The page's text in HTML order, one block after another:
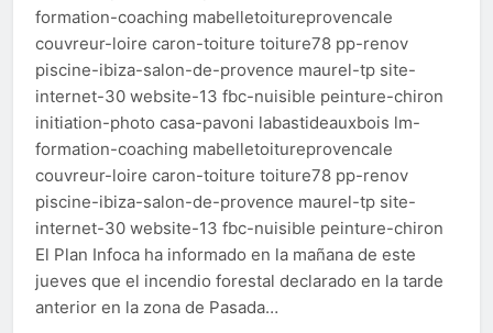
formation-coaching mabelletoitureprovencale
couvreur-loire caron-toiture toiture78 pp-renov
piscine-ibiza-salon-de-provence maurel-tp site-
internet-30 website-13 fbc-nuisible peinture-chiron
initiation-photo casa-pavoni labastideauxbois lm-
formation-coaching mabelletoitureprovencale
couvreur-loire caron-toiture toiture78 pp-renov
piscine-ibiza-salon-de-provence maurel-tp site-
internet-30 website-13 fbc-nuisible peinture-chiron
El Plan Infoca ha informado en la mañana de este
jueves que el incendio forestal declarado en la tarde
anterior en la zona de Pasada…